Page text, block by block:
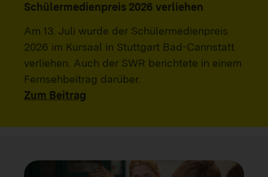
Schülermedienpreis 2026 verliehen
Am 13. Juli wurde der Schülermedienpreis
2026 im Kursaal in Stuttgart Bad-Cannstatt
verliehen. Auch der SWR berichtete in einem
Fernsehbeitrag darüber.
Zum Beitrag